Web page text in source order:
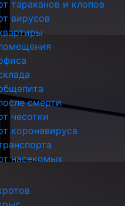
тараканов и клопов
вирусов
смерти
чесотки
коронавируса
насекомых